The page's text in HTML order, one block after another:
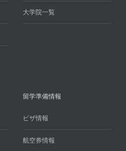
大学院一覧
留学準備情報
ビザ情報
航空券情報